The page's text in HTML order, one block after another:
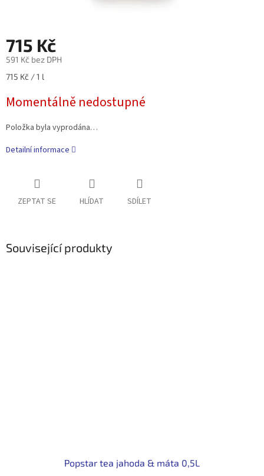
715 Kč
591 Kč bez DPH
Měrná
715 Kč / 1 l
Momentálně nedostupné
Položka byla vyprodána…
Detailní informace
ZEPTAT SE HLÍDAT SDÍLET
Související produkty
Popstar tea jahoda & máta 0,5L